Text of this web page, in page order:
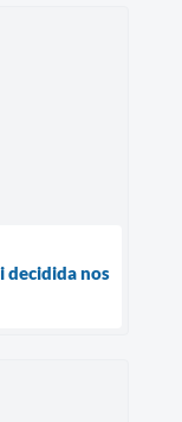
decidida nos